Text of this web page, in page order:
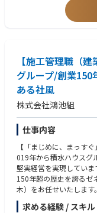
【施工管理職（
グループ/創業150
ある社風
株式会社鴻池組
仕事内容
【「まじめに、まっす
019年から積水ハウスグ
堅実経営を実現していま
150年超の歴史を誇るゼ
木）をお任せいたしま
境でご経験を発揮してい
【業務内容】
求める経験 / スキル